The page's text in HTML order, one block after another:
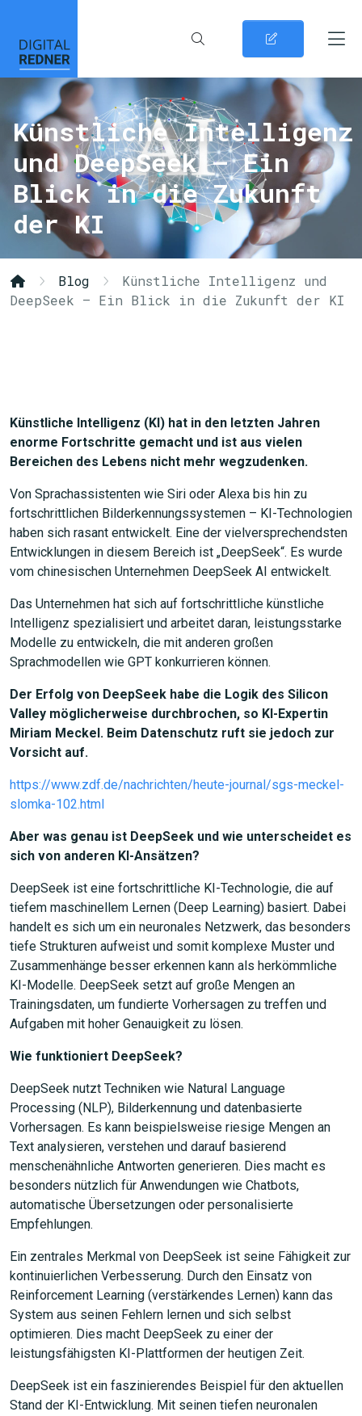
Künstliche Intelligenz
und DeepSeek – Ein
Blick in die Zukunft
der KI
Blog
Künstliche Intelligenz und
DeepSeek – Ein Blick in die Zukunft der KI
Künstliche Intelligenz (KI) hat in den letzten Jahren
enorme Fortschritte gemacht und ist aus vielen
Bereichen des Lebens nicht mehr wegzudenken.
Von Sprachassistenten wie Siri oder Alexa bis hin zu
fortschrittlichen Bilderkennungssystemen – KI-Technologien
haben sich rasant entwickelt. Eine der vielversprechendsten
Entwicklungen in diesem Bereich ist „DeepSeek“. Es wurde
vom chinesischen Unternehmen DeepSeek AI entwickelt.
Das Unternehmen hat sich auf fortschrittliche künstliche
Intelligenz spezialisiert und arbeitet daran, leistungsstarke
Modelle zu entwickeln, die mit anderen großen
Sprachmodellen wie GPT konkurrieren können.
Der Erfolg von DeepSeek habe die Logik des Silicon
Valley möglicherweise durchbrochen, so KI-Expertin
Miriam Meckel. Beim Datenschutz ruft sie jedoch zur
Vorsicht auf.
https://www.zdf.de/nachrichten/heute-journal/sgs-meckel-
slomka-102.html
Aber was genau ist DeepSeek und wie unterscheidet es
sich von anderen KI-Ansätzen?
DeepSeek ist eine fortschrittliche KI-Technologie, die auf
tiefem maschinellem Lernen (Deep Learning) basiert. Dabei
handelt es sich um ein neuronales Netzwerk, das besonders
tiefe Strukturen aufweist und somit komplexe Muster und
Zusammenhänge besser erkennen kann als herkömmliche
KI-Modelle. DeepSeek setzt auf große Mengen an
Trainingsdaten, um fundierte Vorhersagen zu treffen und
Aufgaben mit hoher Genauigkeit zu lösen.
Wie funktioniert DeepSeek?
DeepSeek nutzt Techniken wie Natural Language
Processing (NLP), Bilderkennung und datenbasierte
Vorhersagen. Es kann beispielsweise riesige Mengen an
Text analysieren, verstehen und darauf basierend
menschenähnliche Antworten generieren. Dies macht es
besonders nützlich für Anwendungen wie Chatbots,
automatische Übersetzungen oder personalisierte
Empfehlungen.
Ein zentrales Merkmal von DeepSeek ist seine Fähigkeit zur
kontinuierlichen Verbesserung. Durch den Einsatz von
Reinforcement Learning (verstärkendes Lernen) kann das
System aus seinen Fehlern lernen und sich selbst
optimieren. Dies macht DeepSeek zu einer der
leistungsfähigsten KI-Plattformen der heutigen Zeit.
DeepSeek ist ein faszinierendes Beispiel für den aktuellen
Stand der KI-Entwicklung. Mit seinen tiefen neuronalen
JETZT SUCHEN